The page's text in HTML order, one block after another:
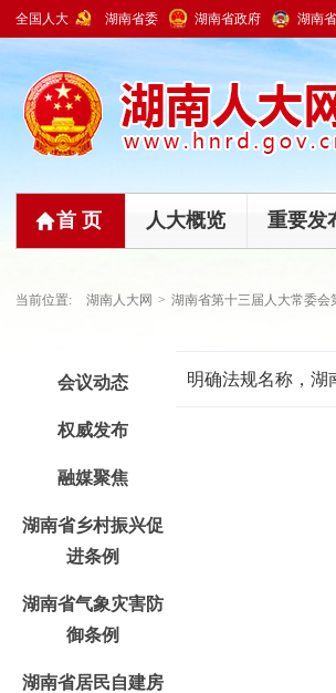
全国人大 湖南省委 湖南省政府 湖南
首 页 人大概览 重要发
当前位置: 湖南人大网 > 湖南省第十三届人大常委会
会议动态
权威发布
融媒聚焦
湖南省乡村振兴促
进条例
湖南省气象灾害防
御条例
湖南省居民自建房
明确法规名称，湖